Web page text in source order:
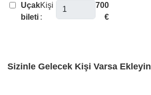
Uçak
bileti
Kişi
:
700
€
Sizinle Gelecek Kişi Varsa Ekleyin